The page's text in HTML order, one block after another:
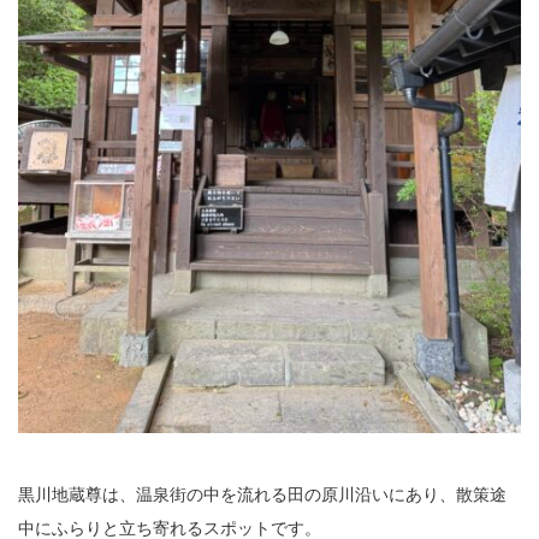
黒川地蔵尊は、温泉街の中を流れる田の原川沿いにあり、散策途
中にふらりと立ち寄れるスポットです。